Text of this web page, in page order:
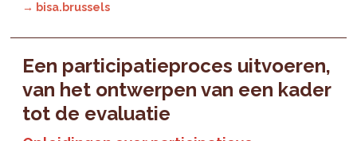
→ bisa.brussels
Een participatieproces uitvoeren,
van het ontwerpen van een kader
tot de evaluatie